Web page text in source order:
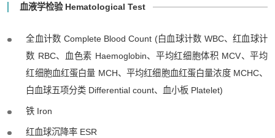
血液学检验 Hematological Test
全血计数 Complete Blood Count (白血球计数 WBC、红血球计
数 RBC、血色素 Haemoglobin、平均红细胞体积 MCV、平均
红细胞血红蛋白量 MCH、平均红细胞血红蛋白量浓度 MCHC、
白血球五项分类 Differential count、血小板 Platelet)
铁 Iron
红血球沉降率 ESR